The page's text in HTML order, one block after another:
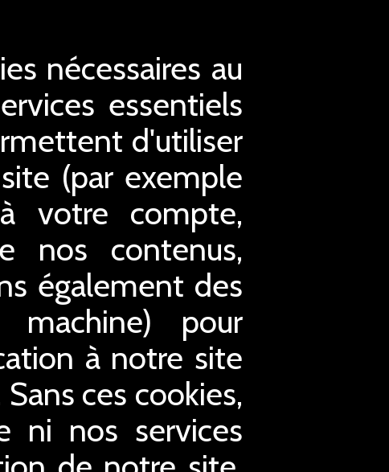
nécessaires au
essentiels
d'utiliser
(par exemple
votre compte,
nos contenus,
également des
pour
à notre site
ces cookies,
ni nos services